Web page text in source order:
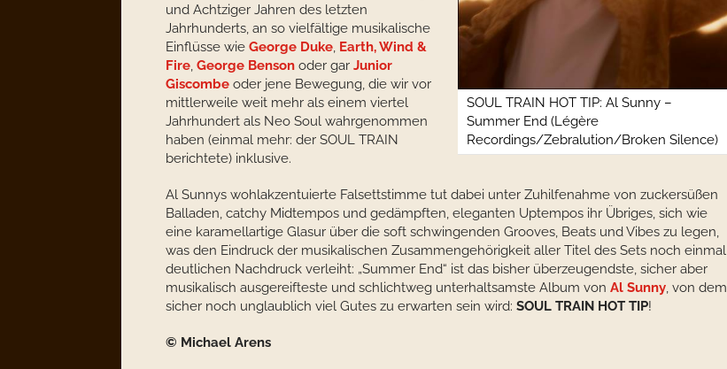
SOUL TRAIN HOT TIP: Al Sunny –
Summer End (Légère
Recordings/Zebralution/Broken Silence)
und Achtziger Jahren des letzten
Jahrhunderts, an so vielfältige musikalische
Einflüsse wie George Duke, Earth, Wind &
Fire, George Benson oder gar Junior
Giscombe oder jene Bewegung, die wir vor
mittlerweile weit mehr als einem viertel
Jahrhundert als Neo Soul wahrgenommen
haben (einmal mehr: der SOUL TRAIN
berichtete) inklusive.
Al Sunnys wohlakzentuierte Falsettstimme tut dabei unter Zuhilfenahme von zuckersüßen
Balladen, catchy Midtempos und gedämpften, eleganten Uptempos ihr Übriges, sich wie
eine karamellartige Glasur über die soft schwingenden Grooves, Beats und Vibes zu legen,
was den Eindruck der musikalischen Zusammengehörigkeit aller Titel des Sets noch einmal
deutlichen Nachdruck verleiht: „Summer End“ ist das bisher überzeugendste, sicher aber
musikalisch ausgereifteste und schlichtweg unterhaltsamste Album von Al Sunny, von dem
sicher noch unglaublich viel Gutes zu erwarten sein wird: SOUL TRAIN HOT TIP!
© Michael Arens